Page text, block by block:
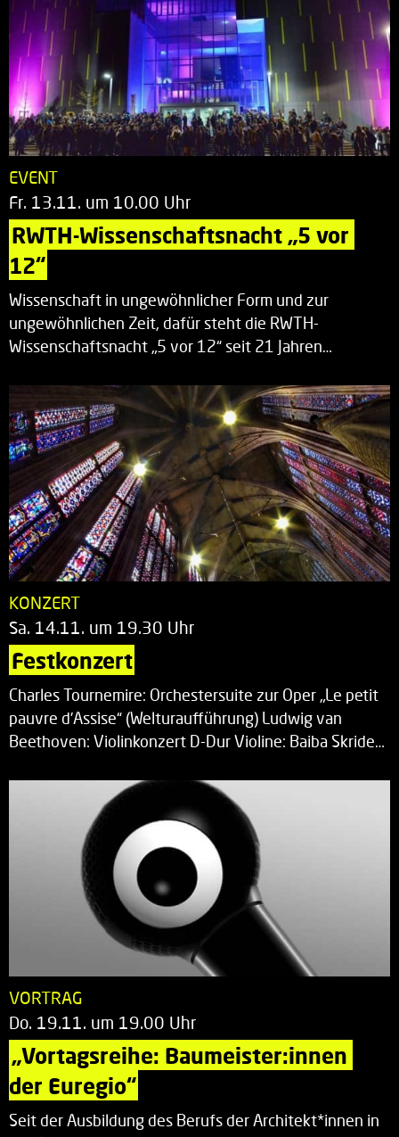
EVENT
Fr. 13.11. um 10.00 Uhr
RWTH-Wissenschaftsnacht „5 vor
12“
Wissenschaft in ungewöhnlicher Form und zur
ungewöhnlichen Zeit, dafür steht die RWTH-
Wissenschaftsnacht „5 vor 12“ seit 21 Jahren…
KONZERT
Sa. 14.11. um 19.30 Uhr
Festkonzert
Charles Tournemire: Orchestersuite zur Oper „Le petit
pauvre d’Assise“ (Welturaufführung) Ludwig van
Beethoven: Violinkonzert D-Dur Violine: Baiba Skride…
VORTRAG
Do. 19.11. um 19.00 Uhr
„Vortagsreihe: Baumeister:innen
der Euregio“
Seit der Ausbildung des Berufs der Architekt*innen in